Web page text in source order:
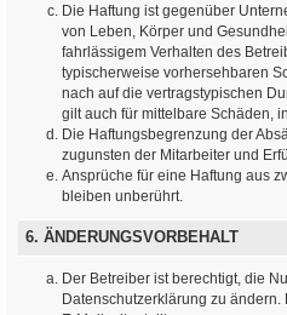
Die Haftung ist gegenüber
von Leben, Körper und
fahrlässigem Verhalten des
typischerweise vorhersehbaren
nach auf die vertragstypischen
gilt auch für mittelbare Schäden,
Die Haftungsbegrenzung der
zugunsten der Mitarbeiter und
Ansprüche für eine Haftung aus
bleiben unberührt.
6. ÄNDERUNGSVORBEHALT
Der Betreiber ist berechtigt, die
Datenschutzerklärung zu